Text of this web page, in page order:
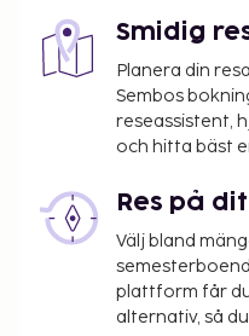
per person per natt
1.10 därefter.
år.
Vi har listat alla
upplyst oss om.
överstiga EUR
bestämmelser. Du
genom att
Smidig
Planera din
Sembos
reseassistent,
och hitta bäst
Res på
Välj bland
plattform får
alternativ, så